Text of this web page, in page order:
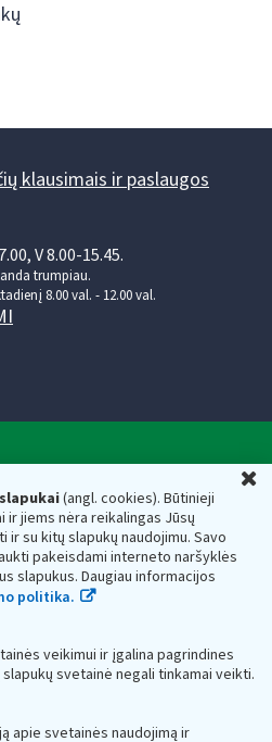
(angl. cookies). Būtinieji
jiems nėra reikalingas Jūsų
su kitų slapukų naudojimu. Savo
pakeisdami interneto naršyklės
slapukus. Daugiau informacijos
politika.
veikimui ir įgalina pagrindines
svetainė negali tinkamai veikti.
apie svetainės naudojimą ir
klausimais ir paslaugos
V 8.00-15.45.
trumpiau.
8.00 val. - 12.00 val.
prie Lietuvos
kodas — 188659752,
01107 Vilnius, Lietuva, el.paštas:
adresas 188659752
inspekciją prie Lietuvos
kaupiami ir saugomi Juridinių